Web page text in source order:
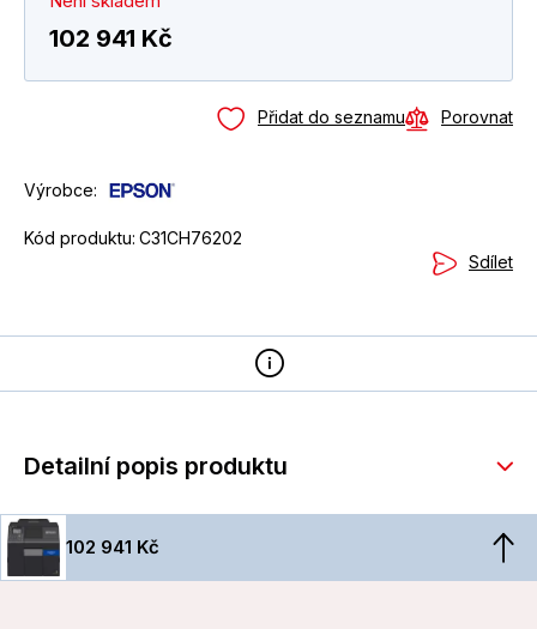
102 941 Kč
Přidat do seznamu Porovnat
Výrobce:
Kód produktu: C31CH76202
Sdílet
Detailní popis produktu
102 941 Kč